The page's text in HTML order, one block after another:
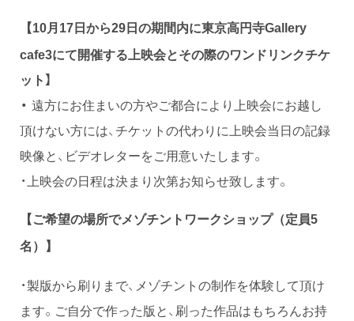
【10月17日から29日の期間内に東京高円寺Gallery
cafe3にて開催する上映会とその際のワンドリンクチケ
ット】
・ 遠方にお住まいの方やご都合により上映会にお越し
頂けない方には、チケットの代わりに上映会当日の記録
映像と、ビデオレターをご用意いたします。
・上映会の日程は決まり次第お知らせ致します。
【ご希望の場所でメゾチントワークショップ（定員5
名）】
・製版から刷りまで、メゾチントの制作を体験して頂け
ます。ご自分で作った版と、刷った作品はもちろんお持